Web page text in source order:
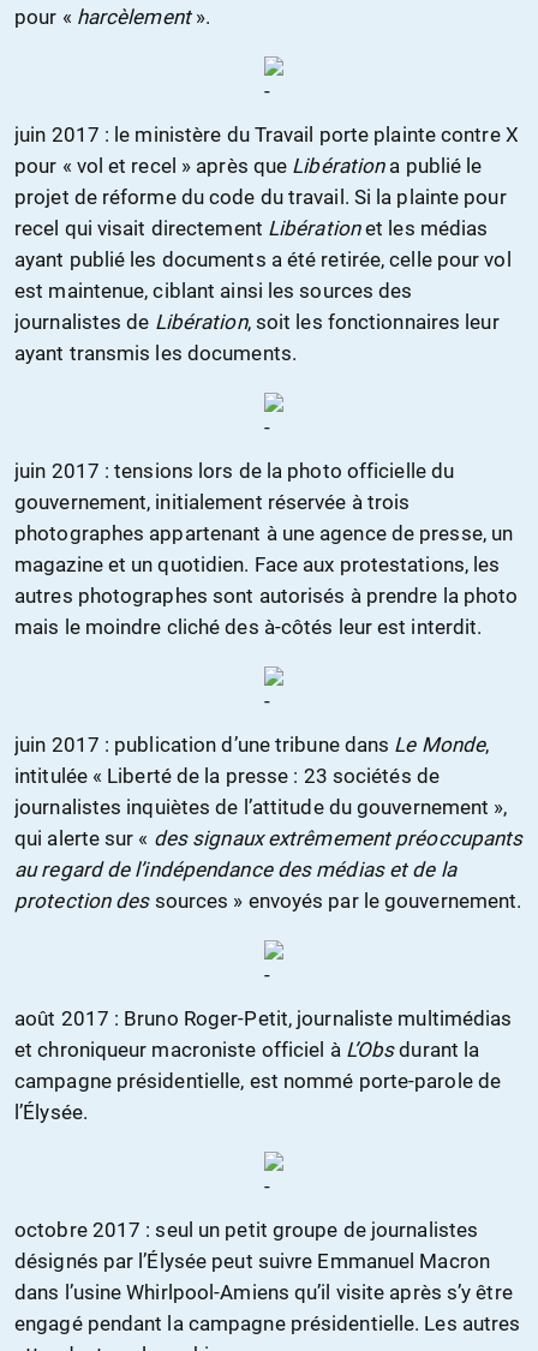
pour « harcèlement».
juin 2017 : le ministère du Travail porte plainte contre X
pour « vol et recel » après que Libérationa publié le
projet de réforme du code du travail. Si la plainte pour
recel qui visait directement Libérationet les médias
ayant publié les documents a été retirée, celle pour vol
est maintenue, ciblant ainsi les sources des
journalistes de Libération, soit les fonctionnaires leur
ayant transmis les documents.
juin 2017 : tensions lors de la photo officielle du
gouvernement, initialement réservée à trois
photographes appartenant à une agence de presse, un
magazine et un quotidien. Face aux protestations, les
autres photographes sont autorisés à prendre la photo
mais le moindre cliché des à-côtés leur est interdit.
juin 2017 : publication d’une tribune dans Le Monde,
intitulée « Liberté de la presse : 23 sociétés de
journalistes inquiètes de l’attitude du gouvernement »,
qui alerte sur « des signaux extrêmement préoccupants
au regard de l’indépendance des médias et de la
protection des sources » envoyés par le gouvernement.
août 2017 : Bruno Roger-Petit, journaliste multimédias
et chroniqueur macroniste officiel à L’Obsdurant la
campagne présidentielle, est nommé porte-parole de
l’Élysée.
octobre 2017 : seul un petit groupe de journalistes
désignés par l’Élysée peut suivre Emmanuel Macron
dans l’usine Whirlpool-Amiens qu’il visite après s’y être
engagé pendant la campagne présidentielle. Les autres